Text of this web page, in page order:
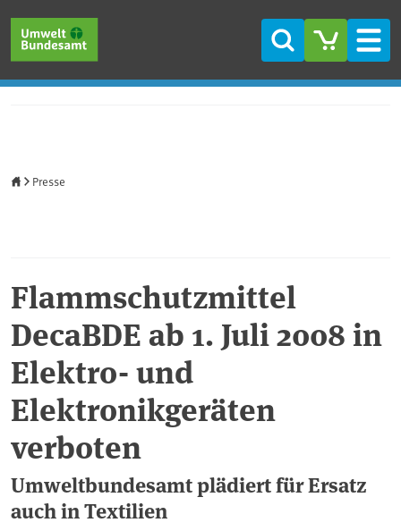
Suche
Presse
Flammschutzmittel
DecaBDE ab 1. Juli 2008 in
Elektro- und
Elektronikgeräten
verboten
Umweltbundesamt plädiert für Ersatz
auch in Textilien